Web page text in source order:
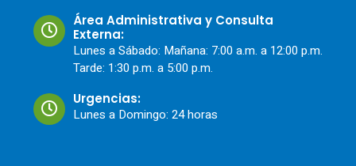
Área Administrativa y Consulta
Externa:
Lunes a Sábado: Mañana: 7:00 a.m. a 12:00 p.m.
Tarde: 1:30 p.m. a 5:00 p.m.
Urgencias:
Lunes a Domingo: 24 horas